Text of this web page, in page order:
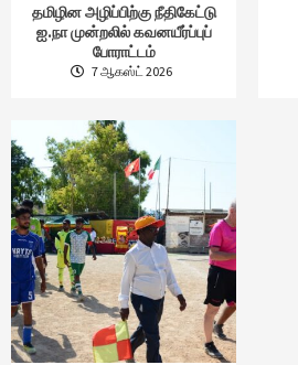
தமிழின அழிப்பிற்கு நீதிகேட்டு
ஐ.நா முன்றலில் கவனயீர்ப்புப்
போராட்டம்
7 ஆகஸ்ட் 2026